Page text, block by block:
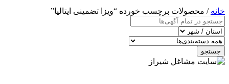
خانه / محصولات برچسب خورده “ویزا تضمینی ایتالیا”
جستجو